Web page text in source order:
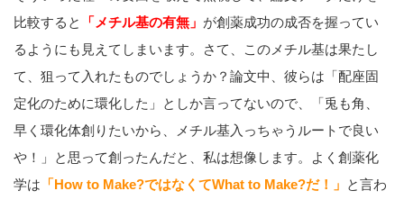
比較すると
「メチル基の有無」 が創薬成功の成否を握ってい
るようにも見えてしまいます。さて、このメチル基は果たし
て、狙って入れたものでしょうか？論文中、彼らは「配座固
定化のために環化した」としか言ってないので、「兎も角、
早く環化体創りたいから、メチル基入っちゃうルートで良い
や！」と思って創ったんだと、私は想像します。よく創薬化
学は 「How to Make?ではなくてWhat to Make?だ！」 と言わ